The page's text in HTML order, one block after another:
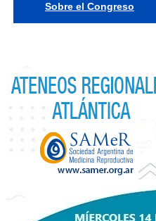
Sobre el Congreso